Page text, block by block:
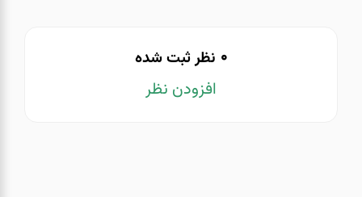
0 نظر ثبت شده
افزودن نظر